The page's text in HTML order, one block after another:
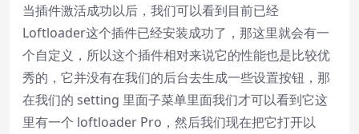
当插件激活成功以后，我们可以看到目前已经
Loftloader这个插件已经安装成功了，那这里就会有一
个自定义，所以这个插件相对来说它的性能也是比较优
秀的，它并没有在我们的后台去生成一些设置按钮，那
在我们的 setting 里面子菜单里面我们才可以看到它这
里有一个 loftloader Pro，然后我们现在把它打开以